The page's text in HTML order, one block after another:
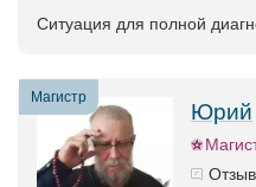
Ситуация для полной
Магистр
Юрий